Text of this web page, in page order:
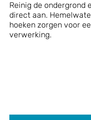
Reinig de ondergrond
direct aan.
hoeken zorgen voor
verwerking.